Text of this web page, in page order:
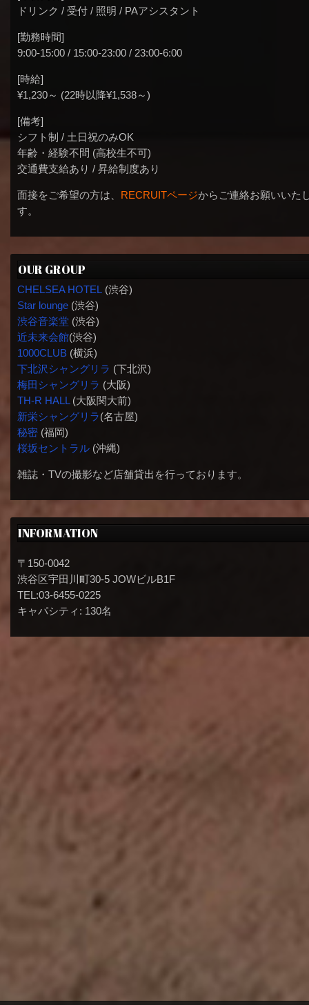
ドリンク / 受付 / 照明 / PAアシスタント
[勤務時間]
9:00-15:00 / 15:00-23:00 / 23:00-6:00
[時給]
¥1,230～ (22時以降¥1,538～)
[備考]
シフト制 / 土日祝のみOK
年齢・経験不問 (高校生不可)
交通費支給あり / 昇給制度あり
面接をご希望の方は、 RECRUITページからご連絡お願いいた
す。
OUR GROUP
CHELSEA HOTEL (渋谷)
Star lounge(渋谷)
渋谷音楽堂(渋谷)
近未来会館(渋谷)
1000CLUB(横浜)
下北沢シャングリラ (下北沢)
梅田シャングリラ (大阪)
TH-R HALL(大阪関大前)
新栄シャングリラ(名古屋)
秘密(福岡)
桜坂セントラル(沖縄)
雑誌・TVの撮影など店舗貸出を行っております。
INFORMATION
〒150-0042
渋谷区宇田川町30-5 JOWビルB1F
TEL:03-6455-0225
キャパシティ: 130名